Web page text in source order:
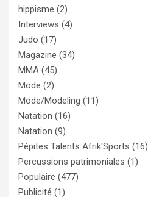
hippisme (2)
Interviews (4)
Judo (17)
Magazine (34)
MMA (45)
Mode (2)
Mode/Modeling (11)
Natation (16)
Natation (9)
Pépites Talents Afrik'Sports (16)
Percussions patrimoniales (1)
Populaire (477)
Publicité (1)